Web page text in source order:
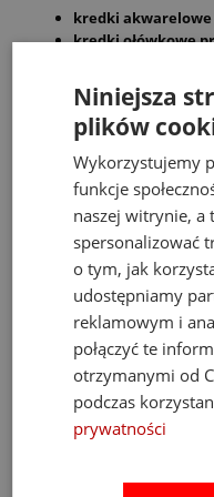
kredki akwarelowe
kredki ołówkowe
Dlaczego dobre
Dziecko bardzo szybko
słabo rysują,
wymagają dużej siły,
łamą się przy
Dlatego w naszej ofercie
rysują od razu, bez
mają intensywne
są wygodne dla
nie frustrują
To drobna różnica dla
Niniejsza
plików
Wykorzystujemy
funkcje
naszej witrynie, a
spersonalizować
o tym, jak
udostępniamy
reklamowym i
połączyć te
otrzymanymi od
podczas
prywatności